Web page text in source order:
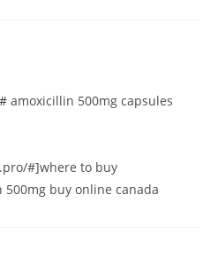
amoxicillin 500mg capsules
#]where to buy
buy online canada